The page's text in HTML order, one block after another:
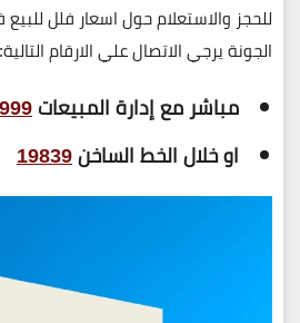
للحجز والاستعلام حول اسعار فلل
الجونةيرجي الاتصال علي الارقام التالية:
مباشر مع إدارة المبيعات
او خلال الخط الساخن19839